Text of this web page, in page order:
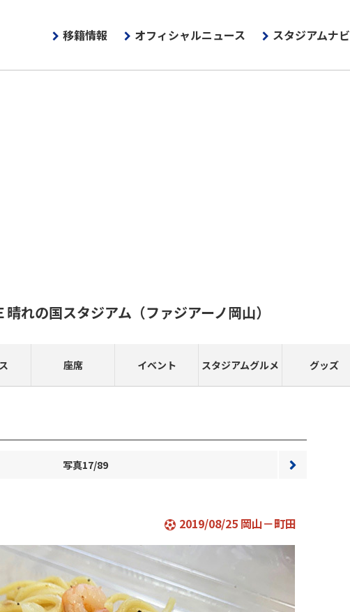
移籍情報 オフィシャルニュース スタジアムナビ
晴れの国スタジアム （ファジアーノ岡山）
座席 イベント スタジアムグルメ グッズ
写真17/89
2019/08/25 岡山－町田